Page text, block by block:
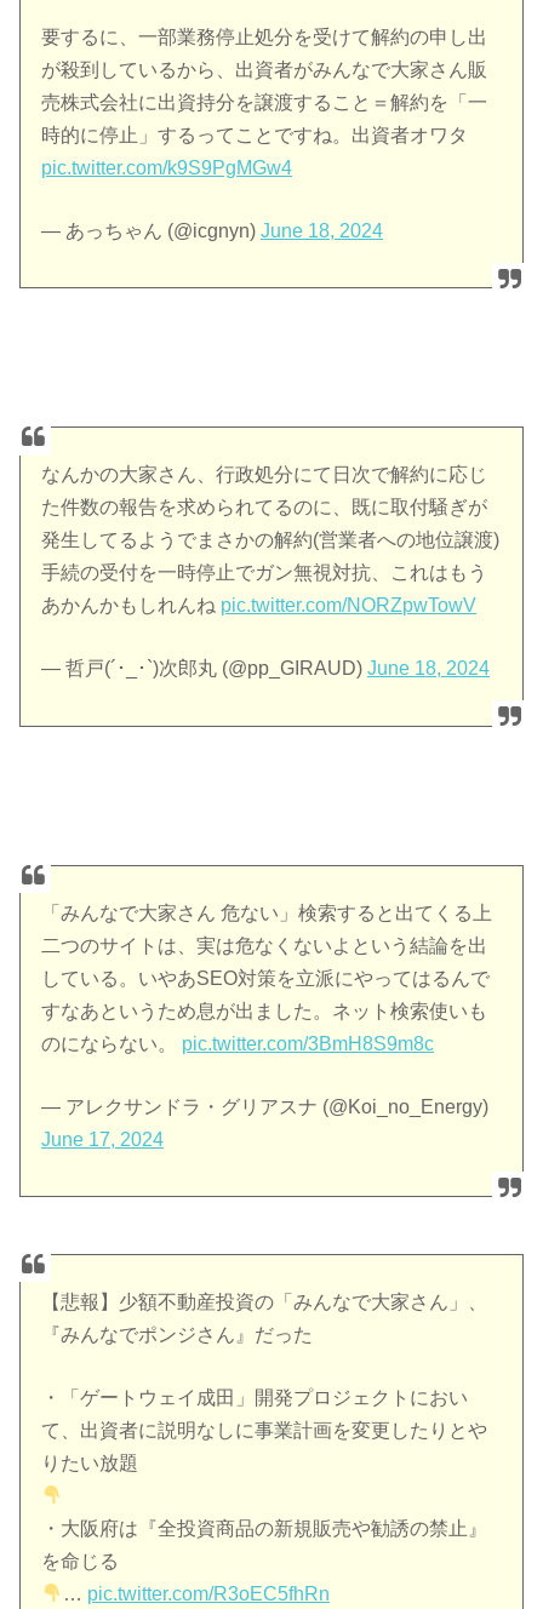
要するに、一部業務停止処分を受けて解約の申し出
が殺到しているから、出資者がみんなで大家さん販
売株式会社に出資持分を譲渡すること＝解約を「一
時的に停止」するってことですね。出資者オワタ
pic.twitter.com/k9S9PgMGw4
— あっちゃん (@icgnyn)June 18, 2024
なんかの大家さん、行政処分にて日次で解約に応じ
た件数の報告を求められてるのに、既に取付騒ぎが
発生してるようでまさかの解約(営業者への地位譲渡)
手続の受付を一時停止でガン無視対抗、これはもう
あかんかもしれんね pic.twitter.com/NORZpwTowV
— 哲戸(´･_･`)次郎丸 (@pp_GIRAUD)June 18, 2024
「みんなで大家さん 危ない」検索すると出てくる上
二つのサイトは、実は危なくないよという結論を出
している。いやあSEO対策を立派にやってはるんで
すなあというため息が出ました。ネット検索使いも
のにならない。 pic.twitter.com/3BmH8S9m8c
— アレクサンドラ・グリアスナ (@Koi_no_Energy)
June 17, 2024
【悲報】少額不動産投資の「みんなで大家さん」、
『みんなでポンジさん』だった
・「ゲートウェイ成田」開発プロジェクトにおい
て、出資者に説明なしに事業計画を変更したりとや
りたい放題
・大阪府は『全投資商品の新規販売や勧誘の禁止』
を命じる
… pic.twitter.com/R3oEC5fhRn